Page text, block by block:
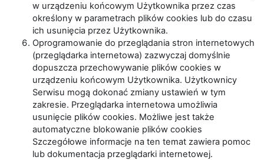
w urządzeniu końcowym Użytkownika przez czas
określony w parametrach plików cookies lub do czasu
ich usunięcia przez Użytkownika.
Oprogramowanie do przeglądania stron internetowych
(przeglądarka internetowa) zazwyczaj domyślnie
dopuszcza przechowywanie plików cookies w
urządzeniu końcowym Użytkownika. Użytkownicy
Serwisu mogą dokonać zmiany ustawień w tym
zakresie. Przeglądarka internetowa umożliwia
usunięcie plików cookies. Możliwe jest także
automatyczne blokowanie plików cookies
Szczegółowe informacje na ten temat zawiera pomoc
lub dokumentacja przeglądarki internetowej.